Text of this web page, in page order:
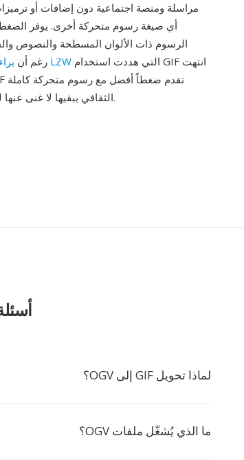
مراسلة ومنصة اجتماعية دون إضافات أو
أي صيغة رسوم متحركة أخرى. يوفر
الرسوم ذات الألوان المسطحة والنصوص
بكفاءة دون التشوهات التي تؤثر على JPEG. رغم أن براءات اختراع LZW
الألوان، فإن ترسخ GIF الثقافي يبقيها لا غنى عنها للمحتوى المتحرك غير الرسمي.
لماذا تحويل GIF إلى OGV؟
ما الذي يُشغّل ملفات OGV؟